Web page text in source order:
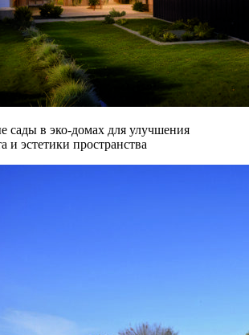
сады в эко-домах для улучшения
и эстетики пространства